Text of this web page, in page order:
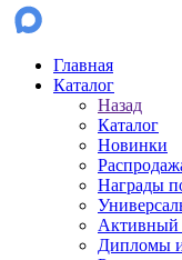
Главная
Каталог
Назад
Каталог
Новинки
Награды
Активный
Дипломы